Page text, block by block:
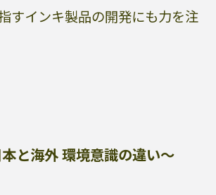
すインキ製品の開発にも力を注
と海外 環境意識の違い〜